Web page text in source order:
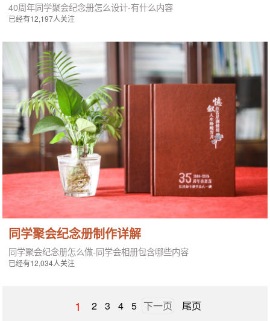
40周年同学聚会纪念册怎么设计-有什么内容
已经有12,197人关注
同学聚会纪念册制作详解
同学聚会纪念册怎么做-同学会相册包含哪些内容
已经有12,034人关注
1 2 3 4 5 下一页 尾页